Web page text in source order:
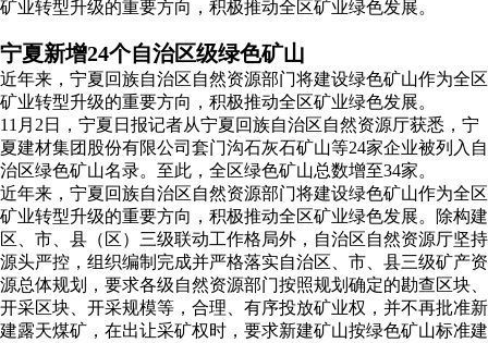
矿业转型升级的重要方向，积极推动全区矿业绿色发展。
宁夏新增24个自治区级绿色矿山
近年来，宁夏回族自治区自然资源部门将建设绿色矿山作为全区
矿业转型升级的重要方向，积极推动全区矿业绿色发展。
11月2日，宁夏日报记者从宁夏回族自治区自然资源厅获悉，宁
夏建材集团股份有限公司套门沟石灰石矿山等24家企业被列入自
治区绿色矿山名录。至此，全区绿色矿山总数增至34家。
近年来，宁夏回族自治区自然资源部门将建设绿色矿山作为全区
矿业转型升级的重要方向，积极推动全区矿业绿色发展。除构建
区、市、县（区）三级联动工作格局外，自治区自然资源厅坚持
源头严控，组织编制完成并严格落实自治区、市、县三级矿产资
源总体规划，要求各级自然资源部门按照规划确定的勘查区块、
开采区块、开采规模等，合理、有序投放矿业权，并不再批准新
建露天煤矿，在出让采矿权时，要求新建矿山按绿色矿山标准建